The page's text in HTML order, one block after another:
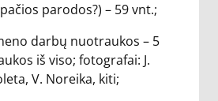
parodos?) – 59 vnt.;
darbų nuotraukos – 5
iš viso; fotografai: J.
V. Noreika, kiti;